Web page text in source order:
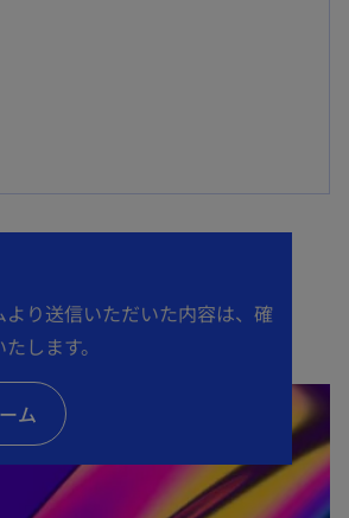
より送信いただいた内容は、確
します。
ム